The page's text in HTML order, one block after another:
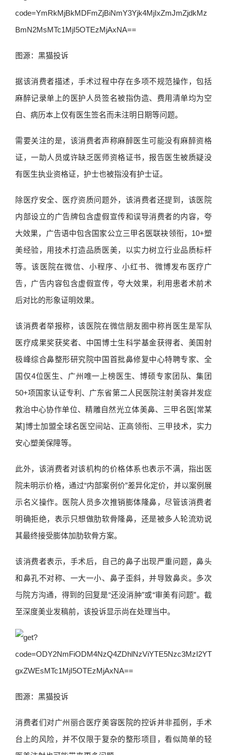
图源：黑猫投诉
据该消费者描述，手术过程中存在多项不规范操作，包括
麻醉记录单上的医护人员签名被指伪造、费用清单均为空
白、病历本上仅有医生签名而未注明日期等问题。
需要关注的是，该消费者声称麻醉医生可能没有麻醉资格
证，一助人员或许缺乏医师资格证书，报告医生被质疑没
有医生执业资格证，护士也被指没有护士证。
除医疗安全、医疗资质问题外，该消费者还提到，该医院
内部设立的广告牌包含虚假宣传和误导消费者的内容，夸
大效果，广告语中包含国家公立三甲名医联袂领衔，10+塑
美经验，用技术打造品质医美，以实力树立行业品质标杆
等。该医院在微信、小程序、小红书、微博发布医疗广
告，广告内容包含虚假宣传，夸大效果，利用患者术前术
后对比的形象证明效果。
该消费者举报称，该医院在微信朋友圈中称肖医生是军队
医疗成果奖获奖者、中国博士生科学基金获得者、美国射
极峰综合鼻整形研究院中国首批鼻修复中心特聘专家、全
国仅4位医生、广州唯一上榜医生、博硕专家团队、集团
50+项国家认证专利、广东省第二人民医院注射美容并发症
救治中心协作单位、精雕自然光立体美鼻、三甲名医[常某
某]博士加盟全球名医空间站、正高领衔、三甲技术，实力
安心塑美保障等。
此外，该消费者对该机构的价格体系也表示不满，指出医
院未明示价格，通过“内部案例价”差异化定价，并以案例展
示名义操作。医院人员多次推销膨体隆鼻，尽管该消费者
明确拒绝，表示只想做肋软骨隆鼻，还是被多人轮流劝说
其最终接受膨体加肋软骨方案。
该消费者表示，手术后，自己的鼻子出现严重问题，鼻头
和鼻孔不对称、一大一小、鼻子歪斜，并导致鼻炎。多次
与院方沟通，得到的回复是“还没消肿”或“审美有问题”。截
至深度美业发稿前，该投诉显示尚在处理当中。
图源：黑猫投诉
消费者们对广州丽合医疗美容医院的控诉并非孤例，手术
台上的风险，并不仅限于复杂的整形项目，看似简单的轻